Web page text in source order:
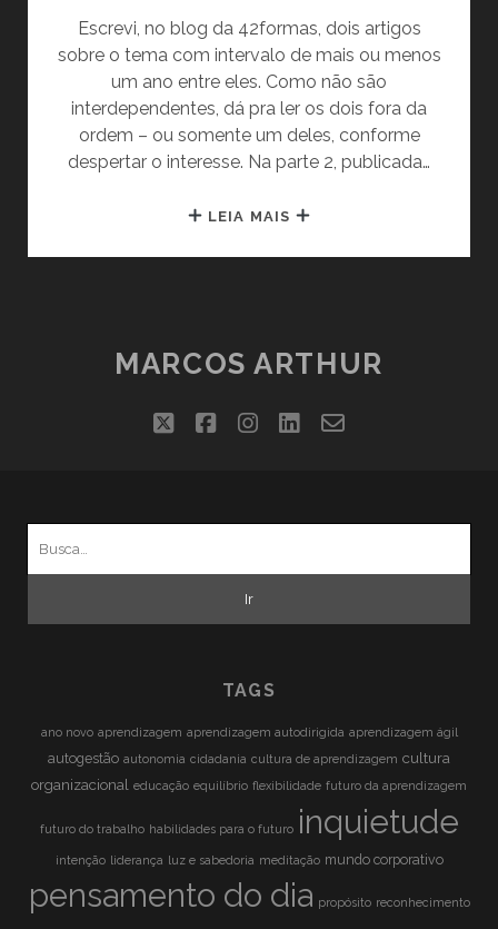
Escrevi, no blog da 42formas, dois artigos
sobre o tema com intervalo de mais ou menos
um ano entre eles. Como não são
interdependentes, dá pra ler os dois fora da
ordem – ou somente um deles, conforme
despertar o interesse. Na parte 2, publicada…
LEIA MAIS
COMO
MARCOS ARTHUR
twitterfacebookinstagram
linkedinemail-
TAGS
ano novo aprendizagem aprendizagem autodirigida aprendizagem ágil
autogestão autonomia cidadania cultura de aprendizagem cultura
organizacional educação equilíbrio flexibilidade futuro da aprendizagem
futuro do trabalho habilidades para o futuro inquietude
intenção liderança luz e sabedoria meditação mundo corporativo
pensamento do dia propósito reconhecimento